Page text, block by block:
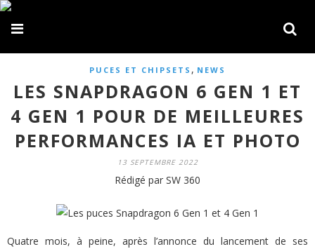
PUCES ET CHIPSETS , NEWS
LES SNAPDRAGON 6 GEN 1 ET
4 GEN 1 POUR DE MEILLEURES
PERFORMANCES IA ET PHOTO
13 SEPTEMBRE 2022
Rédigé par SW 360
Quatre mois, à peine, après l’annonce du lancement de ses